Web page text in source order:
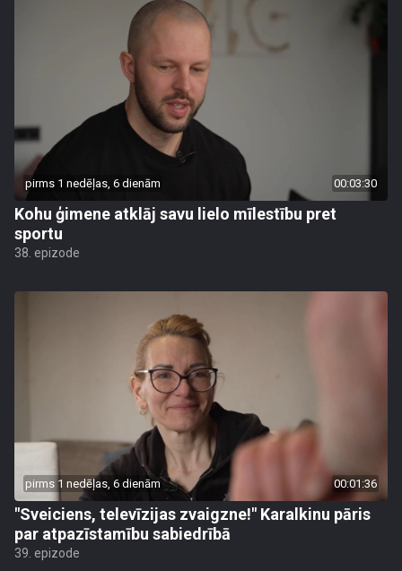
pirms 1 nedēļas, 6 dienām 00:03:30
Kohu ģimene atklāj savu lielo mīlestību pret
sportu
38. epizode
pirms 1 nedēļas, 6 dienām 00:01:36
"Sveiciens, televīzijas zvaigzne!" Karalkinu pāris
par atpazīstamību sabiedrībā
39. epizode